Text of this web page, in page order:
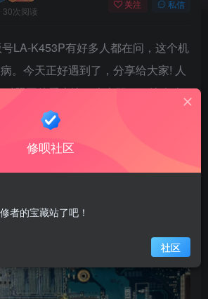
30次阅读
关注 私信
LA-K453P有好多人都在问，这个机
。今天正好遇到了，分享给大家! 人
照图片看上边一个电阻，下边有个
，取的时候一定小心。
修呗社区
者的宝藏站了吧！
社区